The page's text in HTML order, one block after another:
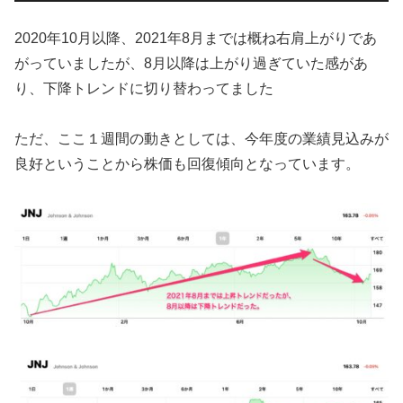
2020年10月以降、2021年8月までは概ね右肩上がりであ
がっていましたが、8月以降は上がり過ぎていた感があ
り、下降トレンドに切り替わってました
ただ、ここ１週間の動きとしては、今年度の業績見込みが
良好ということから株価も回復傾向となっています。